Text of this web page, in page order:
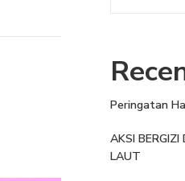
Peringatan
AKSI
LAUT